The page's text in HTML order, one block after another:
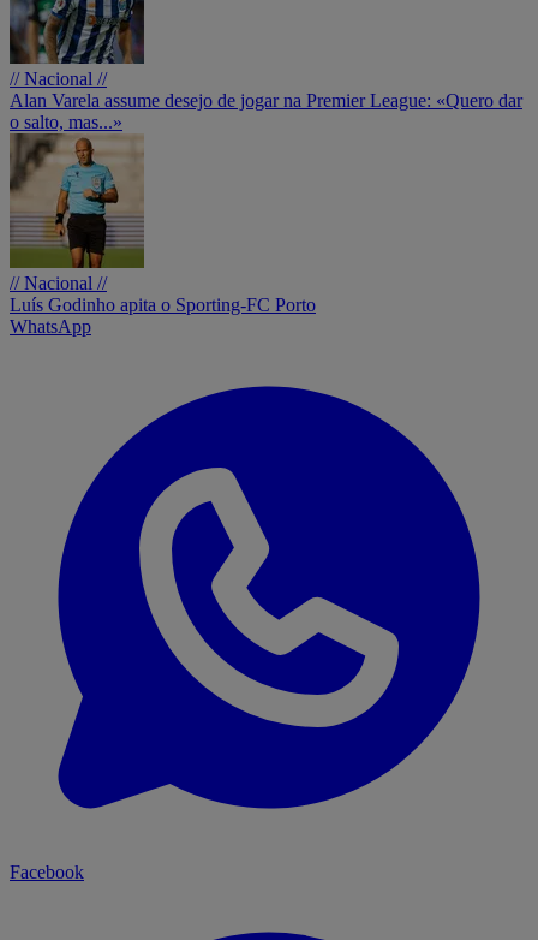
// Nacional //
Alan Varela assume desejo de jogar na Premier League: «Quero dar
o salto, mas...»
// Nacional //
Luís Godinho apita o Sporting-FC Porto
WhatsApp
Facebook